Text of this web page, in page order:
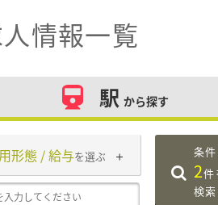
情報一覧
駅 から探す
形態 / 給与を選ぶ 条
2件
検